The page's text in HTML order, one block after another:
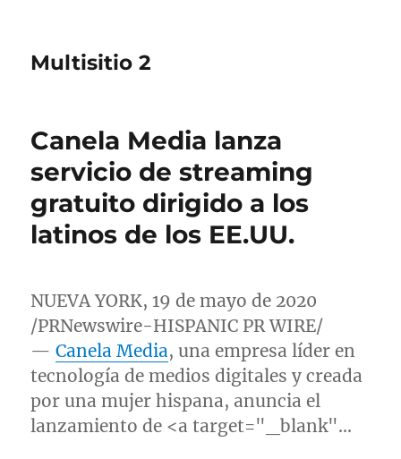
Multisitio 2
Canela Media lanza
servicio de streaming
gratuito dirigido a los
latinos de los EE.UU.
NUEVA YORK, 19 de mayo de 2020
/PRNewswire-HISPANIC PR WIRE/
—Canela Media, una empresa líder en
tecnología de medios digitales y creada
por una mujer hispana, anuncia el
lanzamiento de <a target="_blank"…